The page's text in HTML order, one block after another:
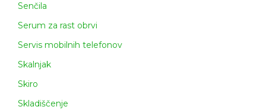
Senčila
Serum za rast obrvi
Servis mobilnih telefonov
Skalnjak
Skiro
Skladiščenje